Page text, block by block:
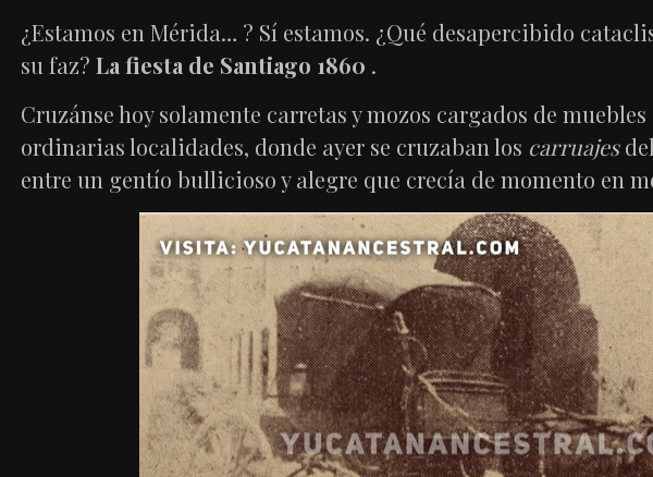
¿Estamos en Mérida… ? Sí estamos. ¿Qué desapercibido
su faz? La fiesta de Santiago 1860 .
Cruzánse hoy solamente carretas y mozos cargados de
ordinarias localidades, donde ayer se cruzaban los carruajes
entre un gentío bullicioso y alegre que crecía de momento en